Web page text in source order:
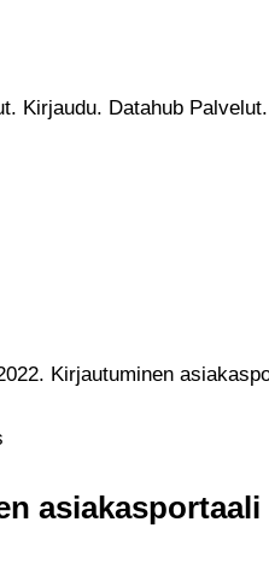
Kirjaudu. Datahub
Kirjautuminen
asiakasportaali